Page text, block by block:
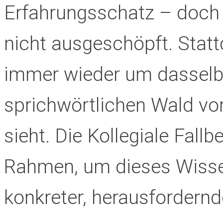
Erfahrungsschatz –
nicht ausgeschöpft.
immer wieder um
sprichwörtlichen Wald
sieht. Die Kollegiale
Rahmen, um dieses
konkreter,